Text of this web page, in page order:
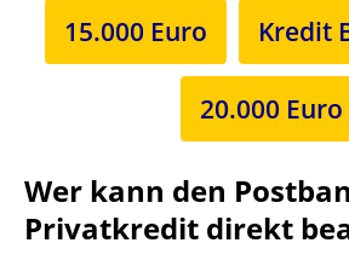
15.000 Euro Kredit
20.000 Euro
Wer kann den
Privatkredit direkt